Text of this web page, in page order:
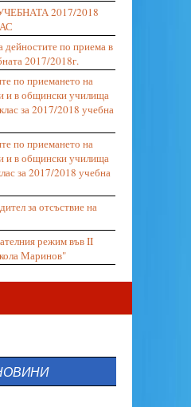
2017/2018
дейностите по приема в
2017/2018г.
по приемането на
и в общински училища
за 2017/2018 учебна
по приемането на
и в общински училища
за 2017/2018 учебна
за отсъствие на
режим във II
Маринов"